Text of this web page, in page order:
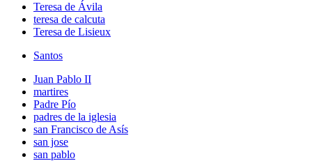
Teresa de Ávila
teresa de calcuta
Teresa de Lisieux
Santos
Juan Pablo II
martires
Padre Pío
padres de la iglesia
san Francisco de Asís
san jose
san pablo